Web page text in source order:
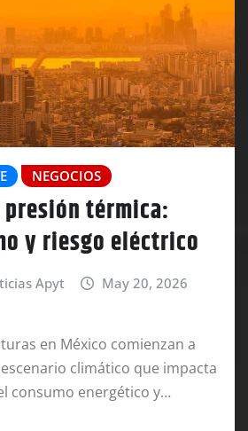
NEGOCIOS
térmica:
y riesgo eléctrico
Apyt
May 20, 2026
en México comienzan a
climático que impacta
consumo energético y…